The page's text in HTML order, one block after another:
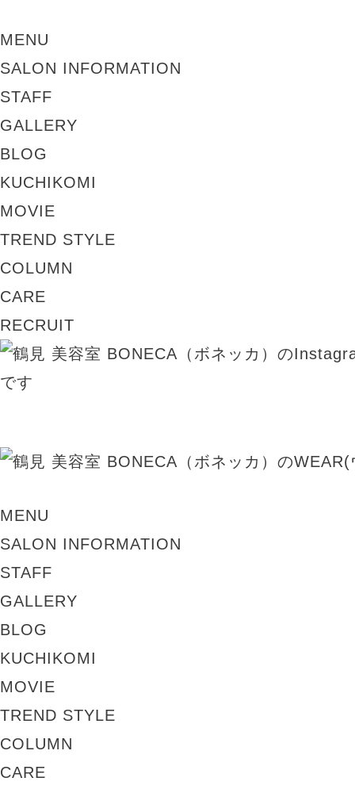
MENU
SALON INFORMATION
STAFF
GALLERY
BLOG
KUCHIKOMI
MOVIE
TREND STYLE
COLUMN
CARE
RECRUIT
MENU
SALON INFORMATION
STAFF
GALLERY
BLOG
KUCHIKOMI
MOVIE
TREND STYLE
COLUMN
CARE